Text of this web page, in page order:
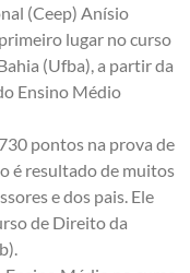
(Ceep) Anísio
lugar no curso
(Ufba), a partir da
Ensino Médio
pontos na prova de
é resultado de muitos
e dos pais. Ele
de Direito da